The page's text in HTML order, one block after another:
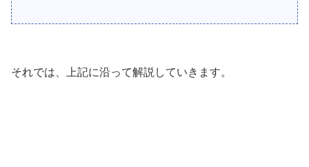
それでは、上記に沿って解説していきます。